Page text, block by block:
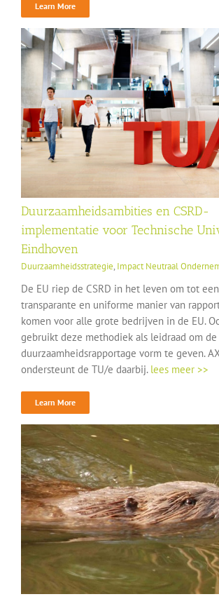
Learn More
Duurzaamheidsambities en CSRD-
implementatie voor Technische
Eindhoven
Duurzaamheidsstrategie, Impact Neutraal
De EU riep de CSRD in het leven om tot een
transparante en uniforme manier van
komen voor alle grote bedrijven in de EU.
gebruikt deze methodiek als leidraad om de
duurzaamheidsrapportage vorm te geven.
ondersteunt de TU/e daarbij. lees meer >>
Learn More